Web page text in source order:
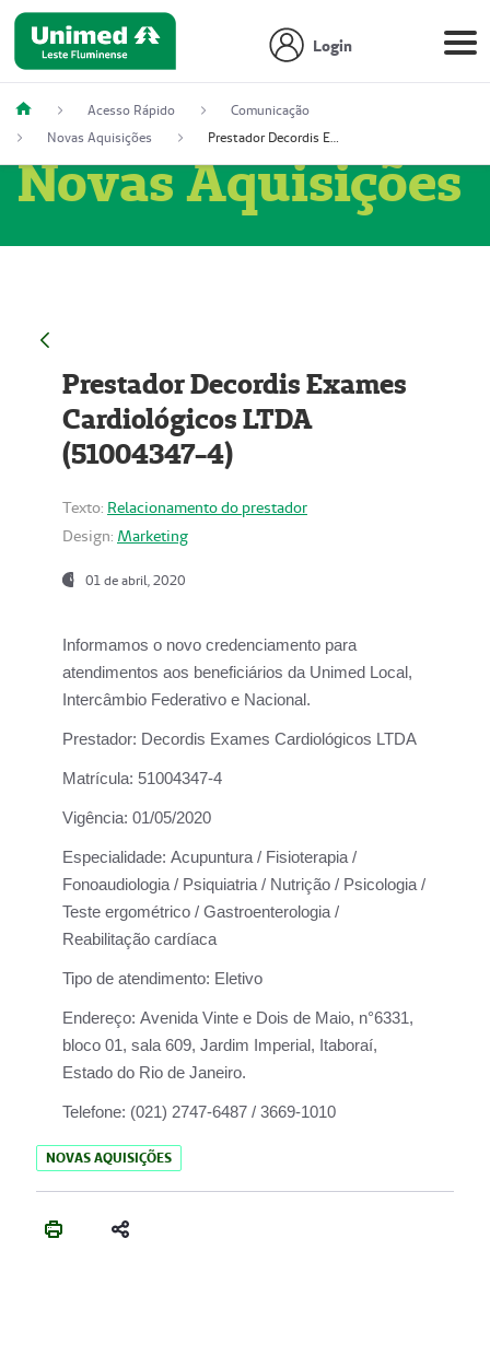
Login
Acesso Rápido
Comunicação
Novas Aquisições
Prestador Decordis Exames Cardiológicos LTDA (51004347-4)
Novas Aquisições
Prestador Decordis Exames
Cardiológicos LTDA
(51004347-4)
Texto: Relacionamento do prestador
Design: Marketing
01 de abril, 2020
Informamos o novo credenciamento para
atendimentos aos beneficiários da Unimed Local,
Intercâmbio Federativo e Nacional.
Prestador: Decordis Exames Cardiológicos LTDA
Matrícula: 51004347-4
Vigência: 01/05/2020
Especialidade: Acupuntura / Fisioterapia /
Fonoaudiologia / Psiquiatria / Nutrição / Psicologia /
Teste ergométrico / Gastroenterologia /
Reabilitação cardíaca
Tipo de atendimento: Eletivo
Endereço: Avenida Vinte e Dois de Maio, n°6331,
bloco 01, sala 609, Jardim Imperial, Itaboraí,
Estado do Rio de Janeiro.
Telefone: (021) 2747-6487 / 3669-1010
NOVAS AQUISIÇÕES